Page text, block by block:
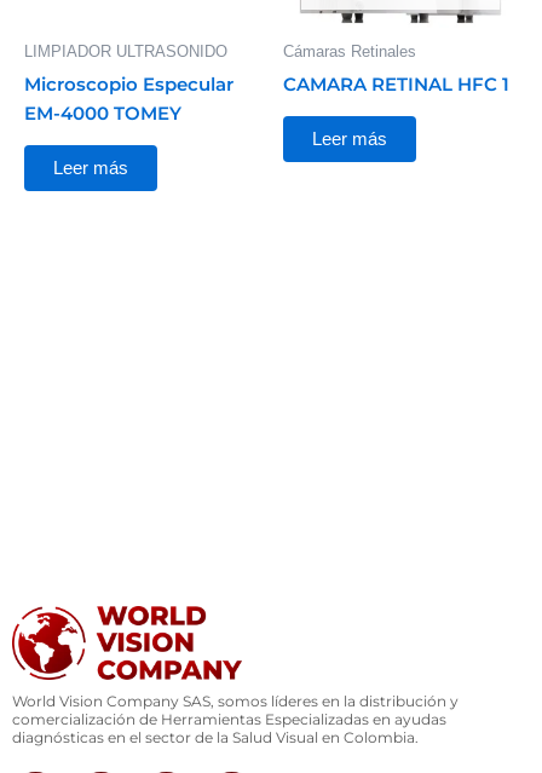
LIMPIADOR ULTRASONIDO
Microscopio Especular
EM-4000 TOMEY
Leer más
Cámaras Retinales
CAMARA RETINAL HFC 1
Leer más
World Vision Company SAS, somos líderes en la distribución y
comercialización de Herramientas Especializadas en ayudas
diagnósticas en el sector de la Salud Visual en Colombia.